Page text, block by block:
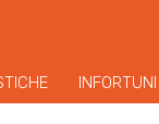
INFORTUNI